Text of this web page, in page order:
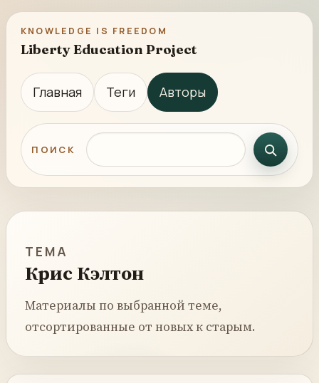
KNOWLEDGE IS FREEDOM
Liberty Education Project
Главная Теги Авторы
ПОИСК Поиск по сайту
ТЕМА
Крис Кэлтон
Материалы по выбранной теме,
отсортированные от новых к старым.